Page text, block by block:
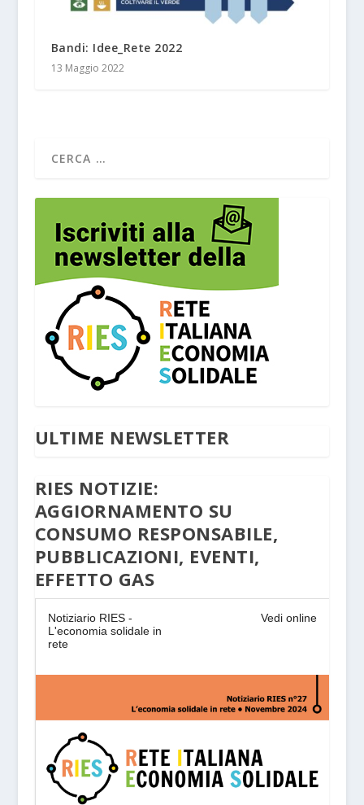
Bandi: Idee_Rete 2022
13 Maggio 2022
ULTIME NEWSLETTER
RIES NOTIZIE:
AGGIORNAMENTO SU
CONSUMO RESPONSABILE,
PUBBLICAZIONI, EVENTI,
EFFETTO GAS